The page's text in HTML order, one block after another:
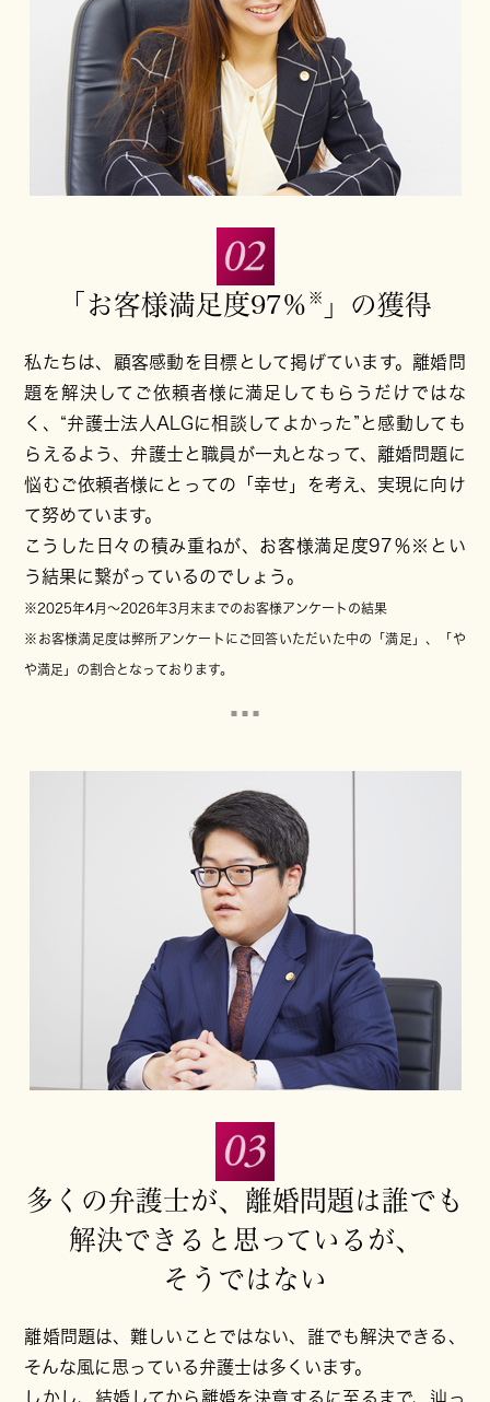
「お客様満足度97％ ※ 」 の獲得
私たちは、顧客感動を目標として掲げています。離婚問
題を解決してご依頼者様に満足してもらうだけではな
く、“弁護士法人ALGに相談してよかった”と感動しても
らえるよう、弁護士と職員が一丸となって、離婚問題に
悩むご依頼者様にとっての「幸せ」を考え、実現に向け
て努めています。
こうした日々の積み重ねが、お客様満足度97％※とい
う結果に繋がっているのでしょう。
※2025年4月～2026年3月末までのお客様アンケートの結果
※お客様満足度は弊所アンケートにご回答いただいた中の「満足」、「や
や満足」の割合となっております。
多くの弁護士が、 離婚問題は誰でも
解決できると思っているが、
そうではない
離婚問題は、難しいことではない、誰でも解決できる、
そんな風に思っている弁護士は多くいます。
しかし、結婚してから離婚を決意するに至るまで、辿っ